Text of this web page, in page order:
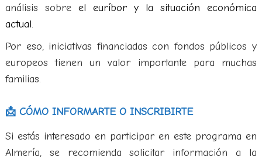
análisis sobre el euríbor y la situación económica
actual.
Por eso, iniciativas financiadas con fondos públicos y
europeos tienen un valor importante para muchas
familias.
📩 CÓMO INFORMARTE O INSCRIBIRTE
Si estás interesado en participar en este programa en
Almería, se recomienda solicitar información a la